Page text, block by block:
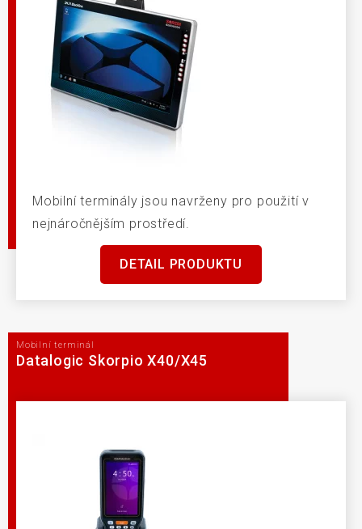
Mobilní terminály jsou navrženy pro použití v
nejnáročnějším prostředí.
DETAIL PRODUKTU
Mobilní terminál
Datalogic Skorpio X40/X45